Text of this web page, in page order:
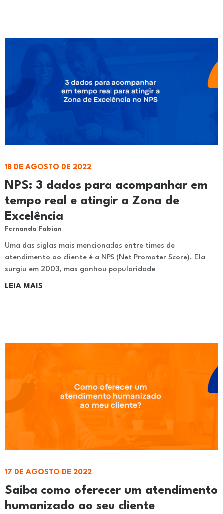
NPS: 3 dados para acompanhar em
tempo real e atingir a Zona de
Excelência
Fernanda Fabian
18 DE AGOSTO DE 2022
Uma das siglas mais mencionadas entre times de
atendimento ao cliente é a NPS (Net Promoter Score). Ela
surgiu em 2003, mas ganhou popularidade
LEIA MAIS
Saiba como oferecer um atendimento
humanizado ao seu cliente
17 DE AGOSTO DE 2022